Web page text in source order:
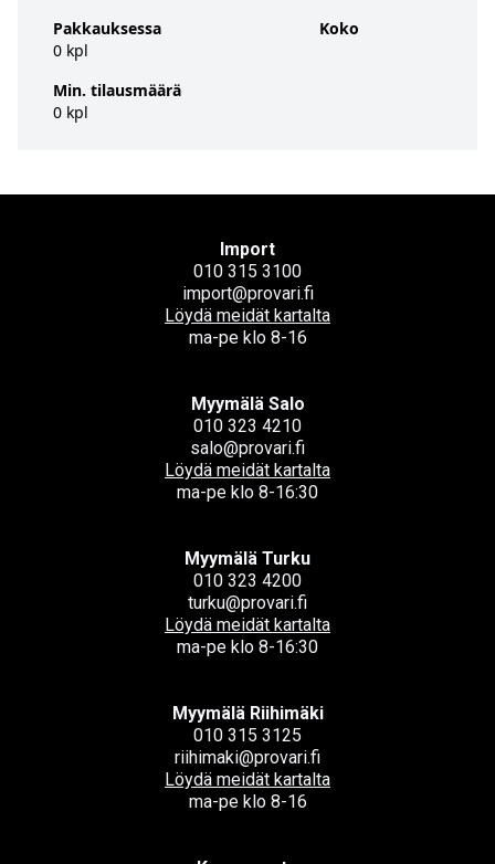
Pakkauksessa
0 kpl
Min. tilausmäärä
0 kpl
Koko
Import
010 315 3100
import@provari.fi
Löydä meidät kartalta
ma-pe klo 8-16
Myymälä Salo
010 323 4210
salo@provari.fi
Löydä meidät kartalta
ma-pe klo 8-16:30
Myymälä Turku
010 323 4200
turku@provari.fi
Löydä meidät kartalta
ma-pe klo 8-16:30
Myymälä Riihimäki
010 315 3125
riihimaki@provari.fi
Löydä meidät kartalta
ma-pe klo 8-16